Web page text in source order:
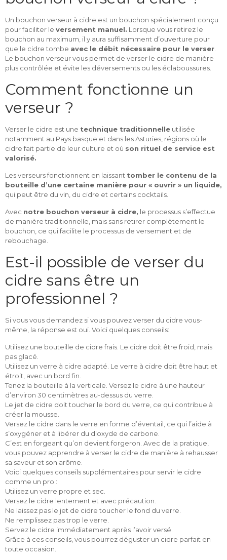
Un bouchon verseur à cidre est un bouchon spécialement conçu
pour faciliter le versement manuel. Lorsque vous retirez le
bouchon au maximum, il y aura suffisamment d’ouverture pour
que le cidre tombe avec le débit nécessaire pour le verser
Le bouchon verseur vous permet de verser le cidre de manière
plus contrôlée et évite les déversements ou les éclaboussures.
Comment fonctionne un
verseur ?
Verser le cidre est une technique traditionnelle utilisée
notamment au Pays basque et dans les Asturies, régions où le
cidre fait partie de leur culture et où son rituel de service est
valorisé.
Les verseurs fonctionnent en laissant tomber le contenu de la
bouteille d’une certaine manière pour « ouvrir » un liquide,
qui peut être du vin, du cidre et certains cocktails.
Avec notre bouchon verseur à cidre, le processus s’effectue
de manière traditionnelle, mais sans retirer complètement le
bouchon, ce qui facilite le processus de versement et de
rebouchage.
Est-il possible de verser du
cidre sans être un
professionnel ?
Si vous vous demandez si vous pouvez verser du cidre vous-
même, la réponse est oui. Voici quelques conseils:
Utilisez une bouteille de cidre frais. Le cidre doit être froid, mais
pas glacé.
Utilisez un verre à cidre adapté. Le verre à cidre doit être haut et
étroit, avec un bord fin.
Tenez la bouteille à la verticale. Versez le cidre à une hauteur
d’environ 30 centimètres au-dessus du verre.
Le jet de cidre doit toucher le bord du verre, ce qui contribue à
créer la mousse.
Versez le cidre dans le verre en forme d’éventail, ce qui l’aide à
s’oxygéner et à libérer du dioxyde de carbone.
C’est en forgeant qu’on devient forgeron. Avec de la pratique,
vous pouvez apprendre à verser le cidre de manière à rehausser
sa saveur et son arôme.
Voici quelques conseils supplémentaires pour servir le cidre
comme un pro :
Utilisez un verre propre et sec.
Versez le cidre lentement et avec précaution.
Ne laissez pas le jet de cidre toucher le fond du verre.
Ne remplissez pas trop le verre.
Servez le cidre immédiatement après l’avoir versé.
Grâce à ces conseils, vous pourrez déguster un cidre parfait en
toute occasion.